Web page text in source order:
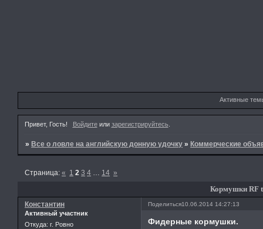
Активные
Привет, Гость! Войдитеили зарегистрируйтесь.
»Все о ловле на английскую донную удочку »Коммерческие
Кормушки RF
Страница:« 1 2 3 4 … 14 »
Поделиться10.06.2014 14:27:13
Константин
Активный участник
Откуда: г. Ровно
Фидерные кормушки.